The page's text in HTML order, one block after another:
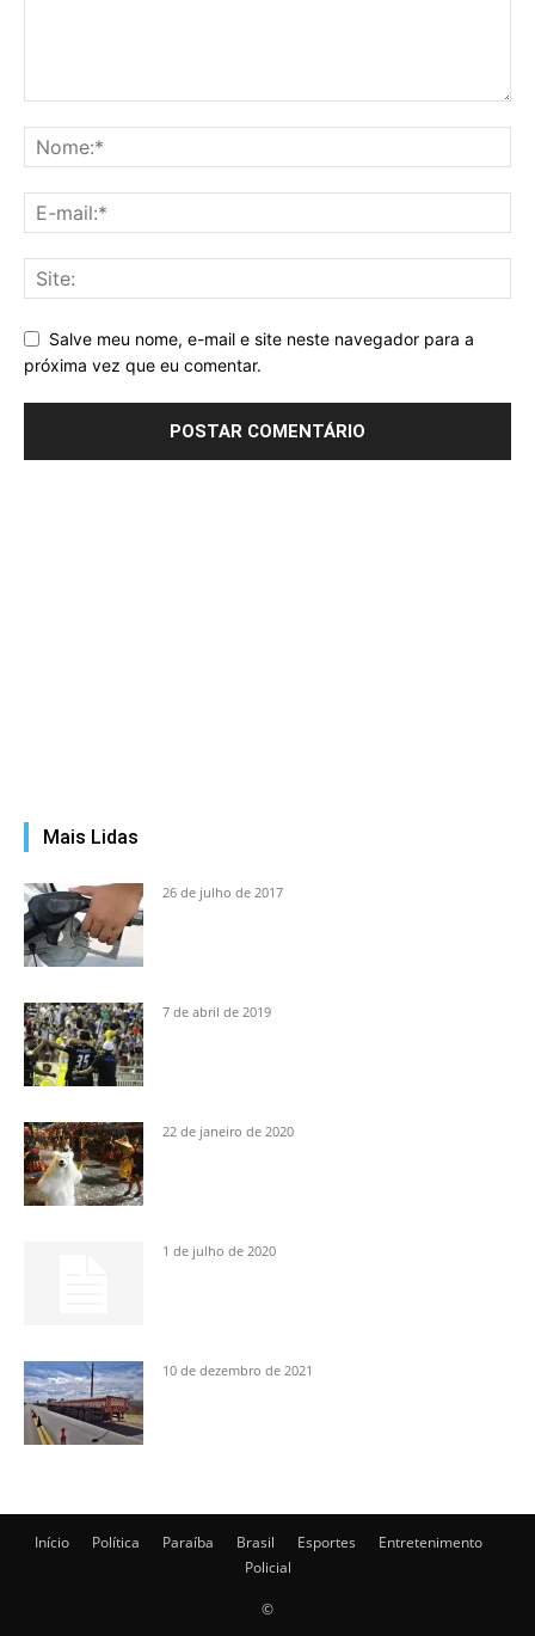
Salve meu nome, e-mail e site neste navegador para a
próxima vez que eu comentar.
Mais Lidas
26 de julho de 2017
7 de abril de 2019
22 de janeiro de 2020
1 de julho de 2020
10 de dezembro de 2021
Início Política Paraíba Brasil Esportes
Entretenimento
Policial
©